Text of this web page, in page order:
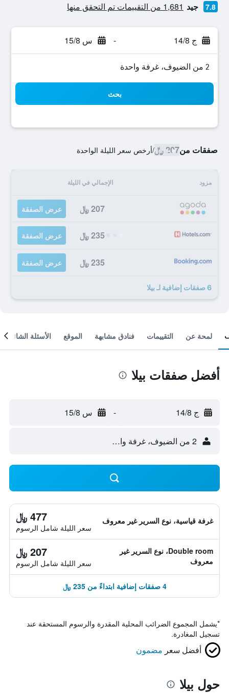
7.8 جيد 1,681 من التقييمات تم التحقق منها
ج 14/8 - س 15/8
2 من الضيوف، غرفة واحدة
بحث
صفقات من207 ﷼ /أرخص سعر الليلة الواحدة
مزود الإجمالي في الليلة
207 ﷼ عرض الصفقة
235 ﷼ عرض الصفقة
235 ﷼ عرض الصفقة
6 صفقات إضافية لـ بيلا
لمحة عن التقييمات فنادق مشابهة الموقع الأسئلة الشائعة
أفضل صفقات بيلا
ج 14/8 - س 15/8
2 من الضيوف، غرفة واحدة
غرفة قياسية، نوع السرير غير معروف 477 ﷼
سعر الليلة شامل الرسوم
Double room، نوع السرير غير
معروف
207 ﷼
سعر الليلة شامل الرسوم
4 صفقات إضافية ابتداءً من 235 ﷼
*يشمل المجموع الضرائب المحلية المقدرة والرسوم المستحقة عند
تسجيل المغادرة.
أفضل سعر مضمون
حول بيلا